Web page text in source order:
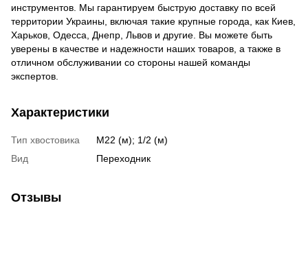
инструментов. Мы гарантируем быструю доставку по всей
территории Украины, включая такие крупные города, как Киев,
Харьков, Одесса, Днепр, Львов и другие. Вы можете быть
уверены в качестве и надежности наших товаров, а также в
отличном обслуживании со стороны нашей команды
экспертов.
Характеристики
Тип хвостовика
М22 (м); 1/2 (м)
Вид
Переходник
Отзывы